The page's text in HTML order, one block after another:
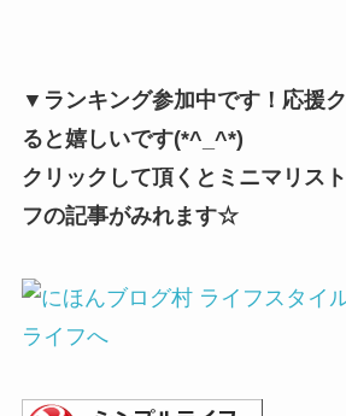
▼ランキング参加中です！応援
ると嬉しいです(*^_^*)
クリックして頂くとミニマリス
フの記事がみれます☆